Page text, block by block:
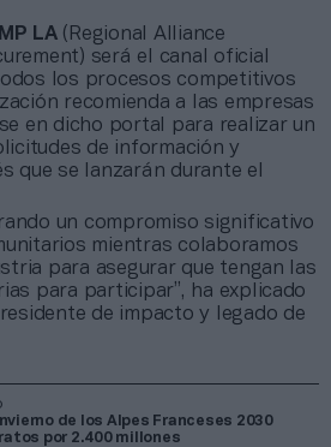
LA(Regional Alliance
será el canal oficial
los procesos competitivos
recomienda a las empresas
en dicho portal para realizar un
de información y
que se lanzarán durante el
un compromiso significativo
mientras colaboramos
para asegurar que tengan las
para participar”, ha explicado
de impacto y legado de
de los Alpes Franceses 2030
por 2.400 millones